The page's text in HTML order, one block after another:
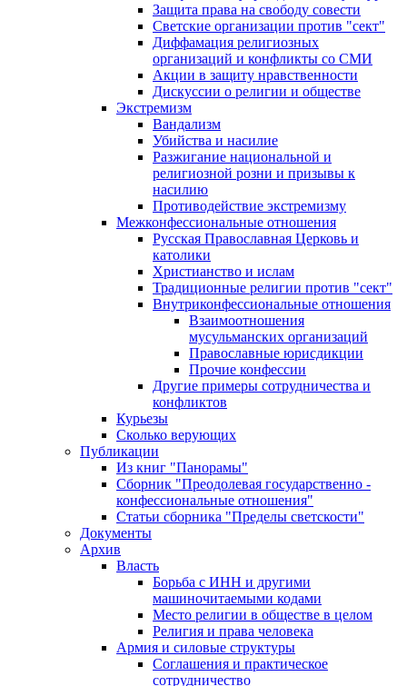
Защита права на свободу совести
Светские организации против "сект"
Диффамация религиозных
организаций и конфликты со СМИ
Акции в защиту нравственности
Дискуссии о религии и обществе
Экстремизм
Вандализм
Убийства и насилие
Разжигание национальной и
религиозной розни и призывы к
насилию
Противодействие экстремизму
Межконфессиональные отношения
Русская Православная Церковь и
католики
Христианство и ислам
Традиционные религии против "сект"
Внутриконфессиональные отношения
Взаимоотношения
мусульманских организаций
Православные юрисдикции
Прочие конфессии
Другие примеры сотрудничества и
конфликтов
Курьезы
Сколько верующих
Публикации
Из книг "Панорамы"
Сборник "Преодолевая государственно -
конфессиональные отношения"
Статьи сборника "Пределы светскости"
Документы
Архив
Власть
Борьба с ИНН и другими
машиночитаемыми кодами
Место религии в обществе в целом
Религия и права человека
Армия и силовые структуры
Соглашения и практическое
сотрудничество